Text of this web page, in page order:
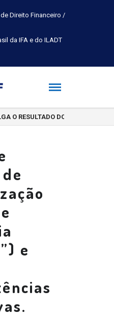
Direito Financeiro /
da IFA e do ILADT
O RESULTADO DO CONCURSO
e